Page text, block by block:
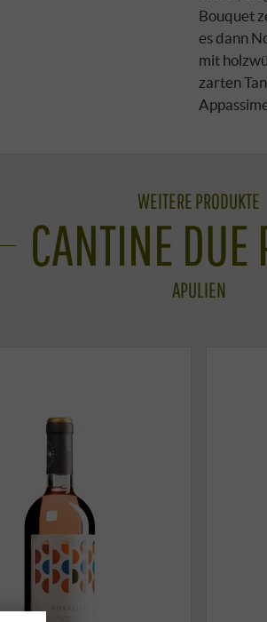
Bouquet
es dann
mit
zarten
WEITERE PRODUKTE
CANTINE DUE
APULIEN